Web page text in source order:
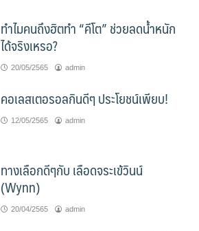
ทำไมคนถึงฮิตทำ “คีโต” ช่วยลดน้ำหนัก
ได้จริงเหรอ?
20/05/2565 admin
คอเลสเตอรอลกินดีๆ ประโยชน์เพียบ!
12/05/2565 admin
ทางเลือกดีๆกับ เลือดจระเข้วินน์
(Wynn)
20/04/2565 admin